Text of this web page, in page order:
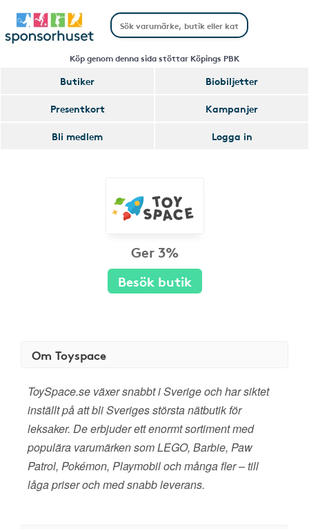
Köp genom denna sida stöttar Köpings PBK
Butiker
Biobiljetter
Presentkort
Kampanjer
Bli medlem
Logga in
Ger 3%
Besök butik
Om Toyspace
ToySpace.se växer snabbt i Sverige och har siktet
inställt på att bli Sveriges största nätbutik för
leksaker. De erbjuder ett enormt sortiment med
populära varumärken som LEGO, Barbie, Paw
Patrol, Pokémon, Playmobil och många fler – till
låga priser och med snabb leverans.